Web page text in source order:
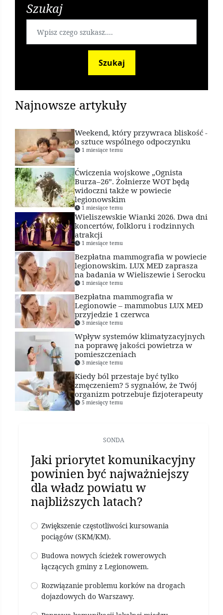
Szukaj
Szukaj
Najnowsze artykuły
Weekend, który przywraca bliskość -
o sztuce wspólnego odpoczynku
1 miesiące temu
Ćwiczenia wojskowe „Ognista
Burza–26”. Żołnierze WOT będą
widoczni także w powiecie
legionowskim
1 miesiące temu
Wieliszewskie Wianki 2026. Dwa dni
koncertów, folkloru i rodzinnych
atrakcji
1 miesiące temu
Bezpłatna mammografia w powiecie
legionowskim. LUX MED zaprasza
na badania w Wieliszewie i Serocku
1 miesiące temu
Bezpłatna mammografia w
Legionowie – mammobus LUX MED
przyjedzie 1 czerwca
3 miesiące temu
Wpływ systemów klimatyzacyjnych
na poprawę jakości powietrza w
pomieszczeniach
3 miesiące temu
Kiedy ból przestaje być tylko
zmęczeniem? 5 sygnałów, że Twój
organizm potrzebuje fizjoterapeuty
5 miesięcy temu
SONDA
Jaki priorytet komunikacyjny
powinien być najważniejszy
dla władz powiatu w
najbliższych latach?
Zwiększenie częstotliwości kursowania
pociągów (SKM/KM).
Budowa nowych ścieżek rowerowych
łączących gminy z Legionowem.
Rozwiązanie problemu korków na drogach
dojazdowych do Warszawy.